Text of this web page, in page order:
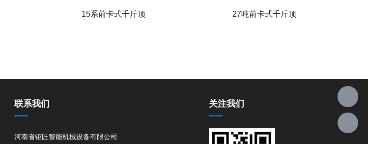
15系前卡式千斤顶 27吨前卡式千斤顶
联系我们
河南省钜匠智能机械设备有限公司
关注我们